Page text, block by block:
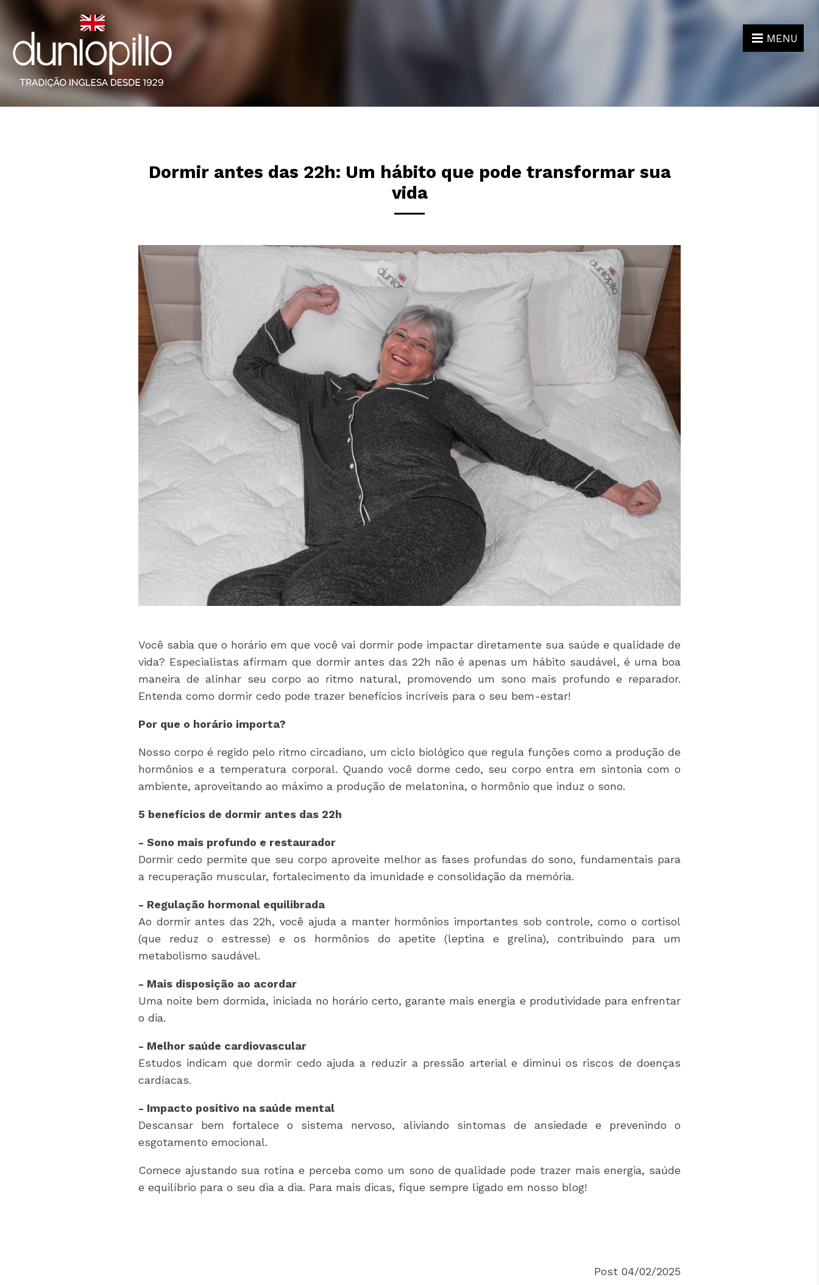
MENU
Dormir antes das 22h: Um hábito que pode transformar sua
vida
Você sabia que o horário em que você vai dormir pode impactar diretamente sua saúde e qualidade de
vida? Especialistas afirmam que dormir antes das 22h não é apenas um hábito saudável, é uma boa
maneira de alinhar seu corpo ao ritmo natural, promovendo um sono mais profundo e reparador.
Entenda como dormir cedo pode trazer benefícios incríveis para o seu bem-estar!
Por que o horário importa?
Nosso corpo é regido pelo ritmo circadiano, um ciclo biológico que regula funções como a produção de
hormônios e a temperatura corporal. Quando você dorme cedo, seu corpo entra em sintonia com o
ambiente, aproveitando ao máximo a produção de melatonina, o hormônio que induz o sono.
5 benefícios de dormir antes das 22h
- Sono mais profundo e restaurador
Dormir cedo permite que seu corpo aproveite melhor as fases profundas do sono, fundamentais para
a recuperação muscular, fortalecimento da imunidade e consolidação da memória.
- Regulação hormonal equilibrada
Ao dormir antes das 22h, você ajuda a manter hormônios importantes sob controle, como o cortisol
(que reduz o estresse) e os hormônios do apetite (leptina e grelina), contribuindo para um
metabolismo saudável.
- Mais disposição ao acordar
Uma noite bem dormida, iniciada no horário certo, garante mais energia e produtividade para enfrentar
o dia.
- Melhor saúde cardiovascular
Estudos indicam que dormir cedo ajuda a reduzir a pressão arterial e diminui os riscos de doenças
cardíacas.
- Impacto positivo na saúde mental
Descansar bem fortalece o sistema nervoso, aliviando sintomas de ansiedade e prevenindo o
esgotamento emocional.
Comece ajustando sua rotina e perceba como um sono de qualidade pode trazer mais energia, saúde
e equilíbrio para o seu dia a dia. Para mais dicas, fique sempre ligado em nosso blog!
Post 04/02/2025